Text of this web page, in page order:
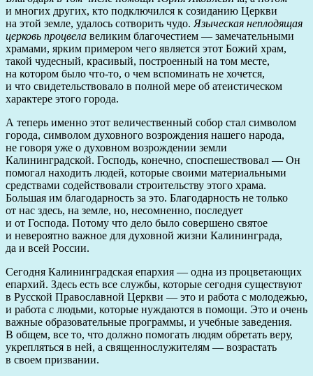
и многих других, кто подключился к созиданию Церкви
на этой земле, удалось сотворить чудо. Языческая неплодящая
церковь процвела великим благочестием — замечательными
храмами, ярким примером чего является этот Божий храм,
такой чудесный, красивый, построенный на том месте,
на котором было что-то, о чем вспоминать не хочется,
и что свидетельствовало в полной мере об атеистическом
характере этого города.
А теперь именно этот величественный собор стал символом
города, символом духовного возрождения нашего народа,
не говоря уже о духовном возрождении земли
Калининградской. Господь, конечно, споспешествовал — Он
помогал находить людей, которые своими материальными
средствами содействовали строительству этого храма.
Большая им благодарность за это. Благодарность не только
от нас здесь, на земле, но, несомненно, последует
и от Господа. Потому что дело было совершено святое
и невероятно важное для духовной жизни Калининграда,
да и всей России.
Сегодня Калининградская епархия — одна из процветающих
епархий. Здесь есть все службы, которые сегодня существуют
в Русской Православной Церкви — это и работа с молодежью,
и работа с людьми, которые нуждаются в помощи. Это и очень
важные образовательные программы, и учебные заведения.
В общем, все то, что должно помогать людям обретать веру,
укрепляться в ней, а священнослужителям — возрастать
в своем призвании.